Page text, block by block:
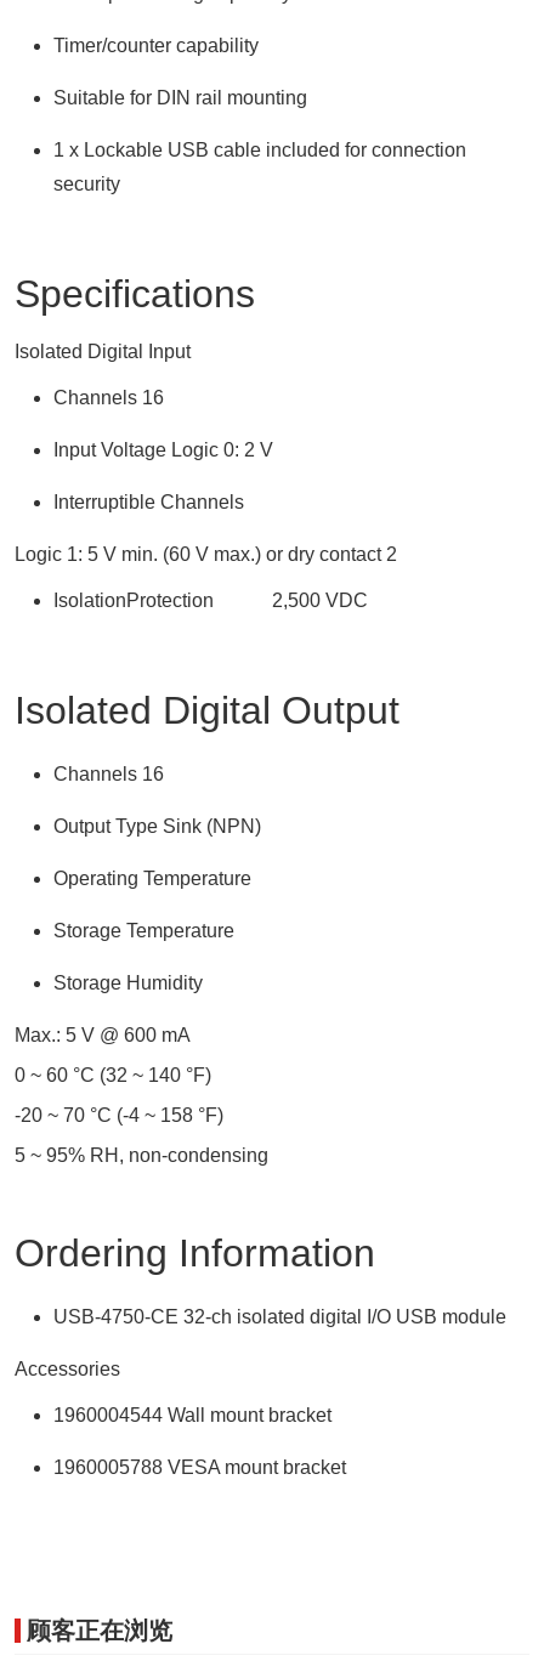
Timer/counter capability
Suitable for DIN rail mounting
1 x Lockable USB cable included for connection
security
Specifications
Isolated Digital Input
Channels 16
Input Voltage Logic 0: 2 V
Interruptible Channels
Logic 1: 5 V min. (60 V max.) or dry contact 2
IsolationProtection 2,500 VDC
Isolated Digital Output
Channels 16
Output Type Sink (NPN)
Operating Temperature
Storage Temperature
Storage Humidity
Max.: 5 V @ 600 mA
0 ~ 60 °C (32 ~ 140 °F)
-20 ~ 70 °C (-4 ~ 158 °F)
5 ~ 95% RH, non-condensing
Ordering Information
USB-4750-CE 32-ch isolated digital I/O USB module
Accessories
1960004544 Wall mount bracket
1960005788 VESA mount bracket
顾客正在浏览